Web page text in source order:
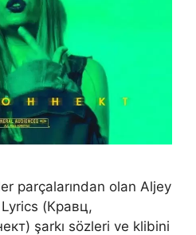
parçalarından olan Aljey
(Кравц,
şarkı sözleri ve klibini